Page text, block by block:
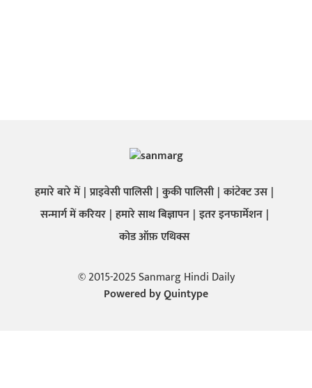
हमारे बारे में प्राइवेसी पालिसी कुकी पालिसी कांटेक्ट उस
सन्मार्ग में करियर हमारे साथ बिज्ञापन इतर इनफार्मेशन
कोड ऑफ़ एथिक्स
© 2015-2025 Sanmarg Hindi Daily
Powered byQuintype